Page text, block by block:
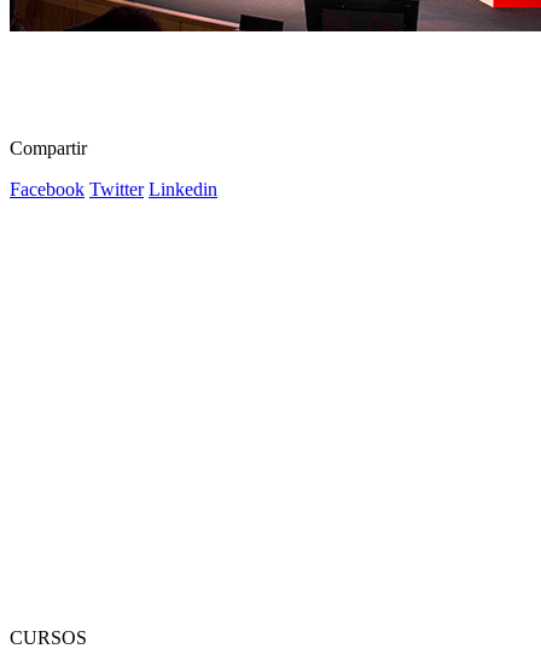
Compartir
Facebook Twitter Linkedin
CURSOS